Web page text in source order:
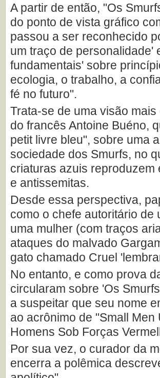
A partir de então, "Os
do ponto de vista gráfico
passou a ser reconhecido
um traço de personalidade'
fundamentais' sobre
ecologia, o trabalho, a
fé no futuro".
Trata-se de uma visão
do francês Antoine Buéno,
petit livre bleu", sobre uma
sociedade dos Smurfs, no
criaturas azuis
e antissemitas.
Desde essa perspectiva,
como o chefe autoritário de
uma mulher (com traços
ataques do malvado
gato chamado Cruel
No entanto, e como prova
circularam sobre 'Os
a suspeitar que seu nome
ao acrônimo de "Small
Homens Sob Forças
Por sua vez, o curador da
encerra a polêmica